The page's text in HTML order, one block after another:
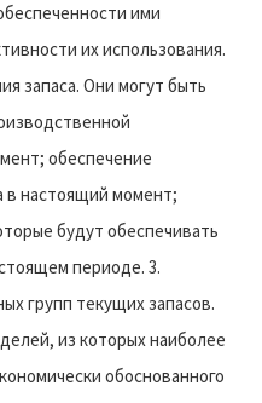
ими
их использования.
запаса. Они могут быть
обеспечение
в настоящий момент;
будут обеспечивать
периоде. 3.
групп текущих запасов.
из которых наиболее
обоснованного